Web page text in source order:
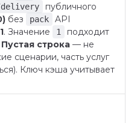
публичного
без pack
API
. Значение 1
подходит
Пустая строка — не
сценарии, часть услуг
Ключ кэша учитывает